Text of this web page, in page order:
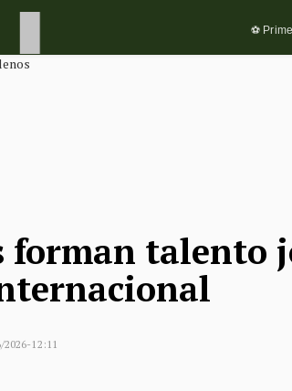
⚽
forman talento
2026-12:11